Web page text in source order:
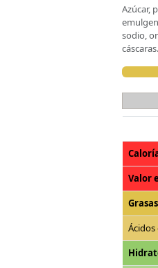
Azúcar,
sodio,
Valor